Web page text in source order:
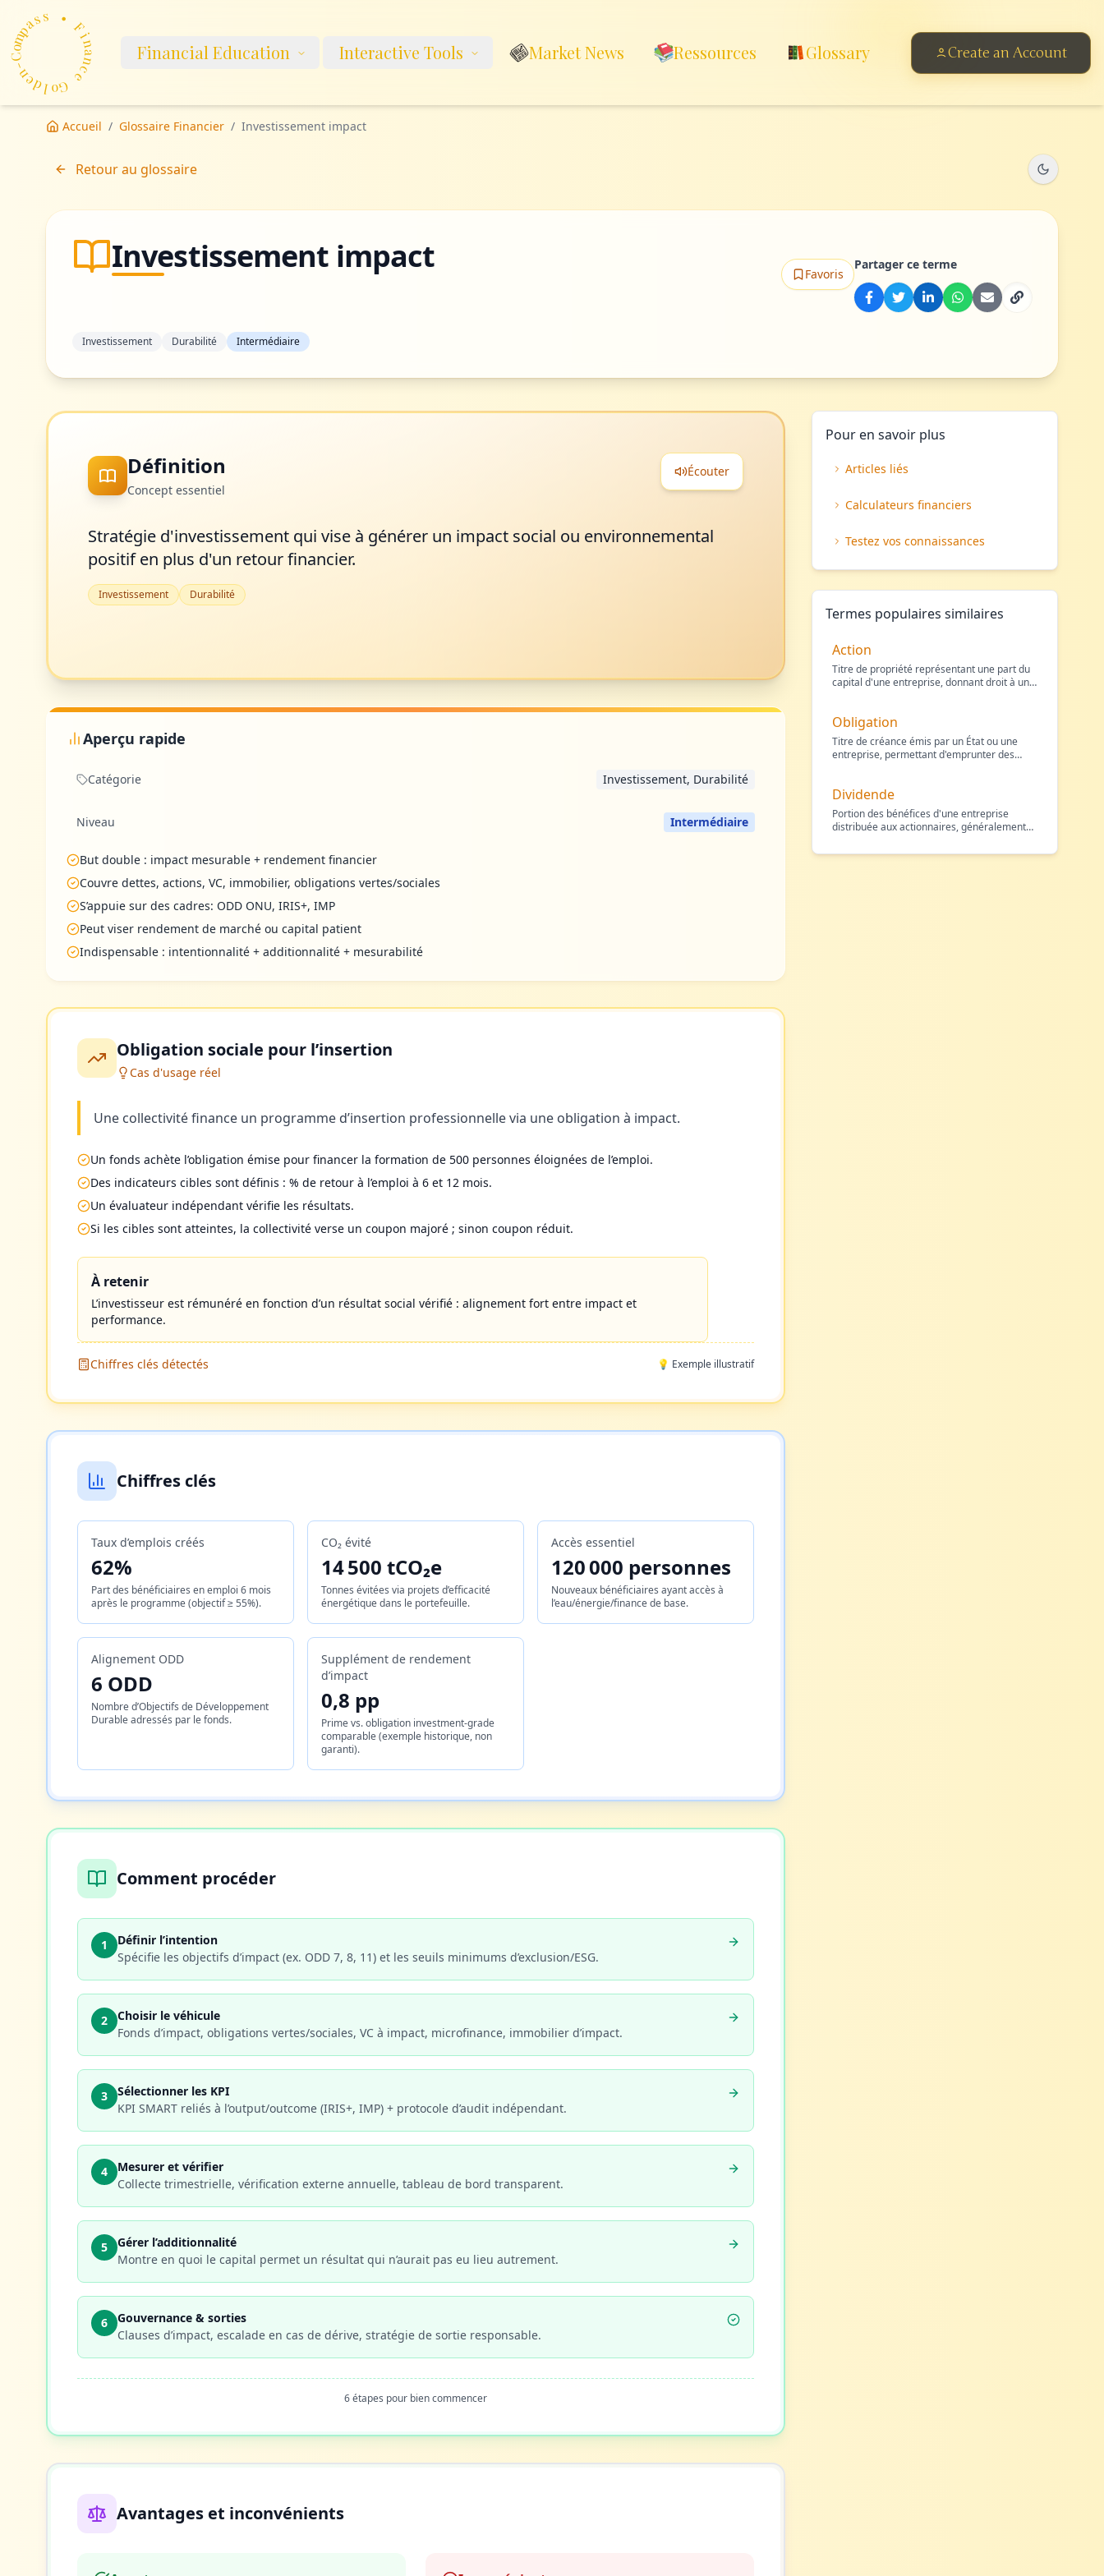
G
o
l
d
e
n
-
Co
m
p as s
•
F
i
n
a
n
c
e
Financial Education Interactive Tools Market News Ressources Glossary Create an Account
Accueil / Glossaire Financier / Investissement impact
Retour au glossaire
Investissement impact Favoris
Partager ce terme
Investissement Durabilité Intermédiaire
Pour en savoir plus
Articles liés
Calculateurs financiers
Testez vos connaissances
Termes populaires similaires
Action
Titre de propriété représentant une part du
capital d'une entreprise, donnant droit à une
Obligation
Titre de créance émis par un État ou une
entreprise, permettant d'emprunter des
Dividende
Portion des bénéfices d'une entreprise
distribuée aux actionnaires, généralement
Définition
Concept essentiel
Écouter
Stratégie d'investissement qui vise à générer un impact social ou environnemental
positif en plus d'un retour financier.
Investissement Durabilité
Aperçu rapide
Catégorie Investissement, Durabilité
Niveau Intermédiaire
But double : impact mesurable + rendement financier
Couvre dettes, actions, VC, immobilier, obligations vertes/sociales
S’appuie sur des cadres: ODD ONU, IRIS+, IMP
Peut viser rendement de marché ou capital patient
Indispensable : intentionnalité + additionnalité + mesurabilité
Obligation sociale pour l’insertion
Cas d'usage réel
Une collectivité finance un programme d’insertion professionnelle via une obligation à impact.
Un fonds achète l’obligation émise pour financer la formation de 500 personnes éloignées de l’emploi.
Des indicateurs cibles sont définis : % de retour à l’emploi à 6 et 12 mois.
Un évaluateur indépendant vérifie les résultats.
Si les cibles sont atteintes, la collectivité verse un coupon majoré ; sinon coupon réduit.
À retenir
L’investisseur est rémunéré en fonction d’un résultat social vérifié : alignement fort entre impact et
performance.
Chiffres clés détectés 💡 Exemple illustratif
Chiffres clés
Taux d’emplois créés
62%
Part des bénéficiaires en emploi 6 mois
après le programme (objectif ≥ 55%).
CO₂ évité
14 500 tCO₂e
Tonnes évitées via projets d’efficacité
énergétique dans le portefeuille.
Accès essentiel
120 000 personnes
Nouveaux bénéficiaires ayant accès à
l’eau/énergie/finance de base.
Alignement ODD
6 ODD
Nombre d’Objectifs de Développement
Durable adressés par le fonds.
Supplément de rendement
d’impact
0,8 pp
Prime vs. obligation investment-grade
comparable (exemple historique, non
garanti).
Comment procéder
1
Définir l’intention
Spécifie les objectifs d’impact (ex. ODD 7, 8, 11) et les seuils minimums d’exclusion/ESG.
2
Choisir le véhicule
Fonds d’impact, obligations vertes/sociales, VC à impact, microfinance, immobilier d’impact.
3
Sélectionner les KPI
KPI SMART reliés à l’output/outcome (IRIS+, IMP) + protocole d’audit indépendant.
4
Mesurer et vérifier
Collecte trimestrielle, vérification externe annuelle, tableau de bord transparent.
5
Gérer l’additionnalité
Montre en quoi le capital permet un résultat qui n’aurait pas eu lieu autrement.
6
Gouvernance & sorties
Clauses d’impact, escalade en cas de dérive, stratégie de sortie responsable.
6 étapes pour bien commencer
Avantages et inconvénients